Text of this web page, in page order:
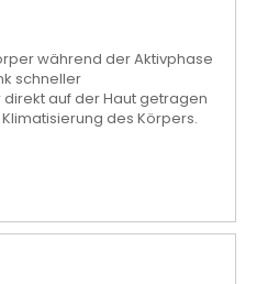
während der Aktivphase
schneller
direkt auf der Haut getragen
des Körpers.